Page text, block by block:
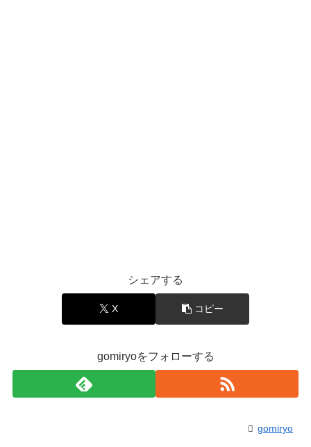
シェアする
X コピー
gomiryoをフォローする
gomiryo